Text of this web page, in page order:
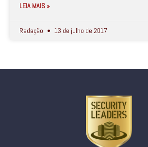
LEIA MAIS »
Redação 13 de julho de 2017